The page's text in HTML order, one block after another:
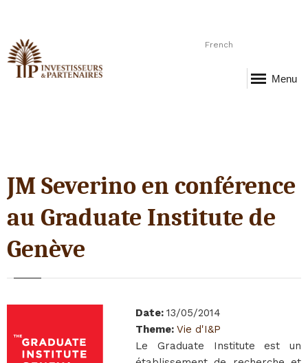
French
Menu
JM Severino en conférence
au Graduate Institute de
Genève
Date: 13/05/2014
Theme: Vie d'I&P
Le Graduate Institute est un